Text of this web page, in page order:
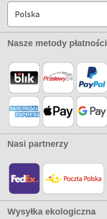
Polska
Nasze metody płatności
Nasi partnerzy
Wysyłka ekologiczna